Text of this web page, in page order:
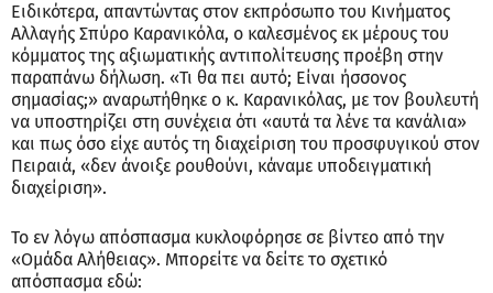
Ειδικότερα, απαντώντας στον εκπρόσωπο του Κινήματος
Αλλαγής Σπύρο Καρανικόλα, ο καλεσμένος εκ μέρους του
κόμματος της αξιωματικής αντιπολίτευσης προέβη στην
παραπάνω δήλωση. «Τι θα πει αυτό; Είναι ήσσονος
σημασίας;» αναρωτήθηκε ο κ. Καρανικόλας, με τον βουλευτή
να υποστηρίζει στη συνέχεια ότι «αυτά τα λένε τα κανάλια»
και πως όσο είχε αυτός τη διαχείριση του προσφυγικού στον
Πειραιά, «δεν άνοιξε ρουθούνι, κάναμε υποδειγματική
διαχείριση».
Το εν λόγω απόσπασμα κυκλοφόρησε σε βίντεο από την
«Ομάδα Αλήθειας». Μπορείτε να δείτε το σχετικό
απόσπασμα εδώ: